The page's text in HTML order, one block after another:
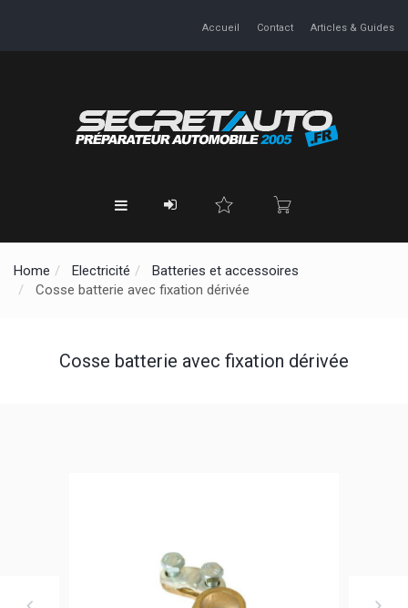
Accueil Contact Articles & Guides
Home Electricité
Batteries et accessoires
Cosse batterie avec fixation dérivée
Cosse batterie avec fixation dérivée